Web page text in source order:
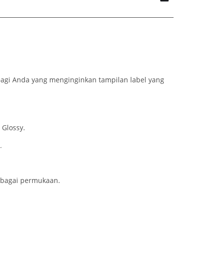
Anda yang menginginkan tampilan label yang
permukaan.